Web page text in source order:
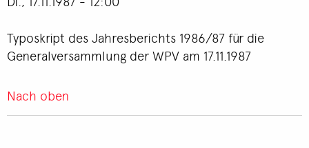
Typoskript des Jahresberichts 1986/87 für die
Generalversammlung der WPV am 17.11.1987
Nach oben